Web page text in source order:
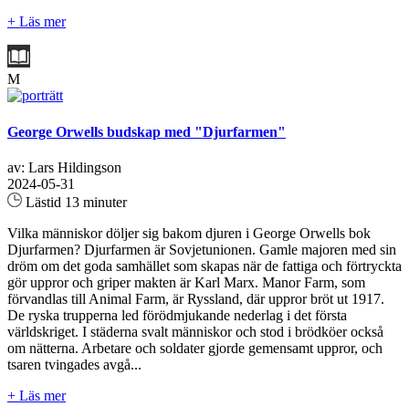
+ Läs mer
M
George Orwells budskap med "Djurfarmen"
av: Lars Hildingson
2024-05-31
Lästid 13 minuter
Vilka människor döljer sig bakom djuren i George Orwells bok
Djurfarmen? Djurfarmen är Sovjetunionen. Gamle majoren med sin
dröm om det goda samhället som skapas när de fattiga och förtryckta
gör uppror och griper makten är Karl Marx. Manor Farm, som
förvandlas till Animal Farm, är Ryssland, där uppror bröt ut 1917.
De ryska trupperna led förödmjukande nederlag i det första
världskriget. I städerna svalt människor och stod i brödköer också
om nätterna. Arbetare och soldater gjorde gemensamt uppror, och
tsaren tvingades avgå...
+ Läs mer